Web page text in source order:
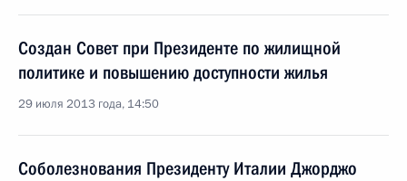
Создан Совет при Президенте по жилищной
политике и повышению доступности жилья
29 июля 2013 года, 14:50
Соболезнования Президенту Италии Джорджо